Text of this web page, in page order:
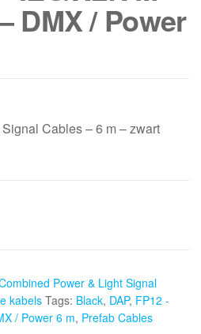
DMX / Power
Cables – 6 m – zwart
Power & Light Signal
kabels Tags: Black, DAP, FP12 -
/ Power 6 m, Prefab Cables